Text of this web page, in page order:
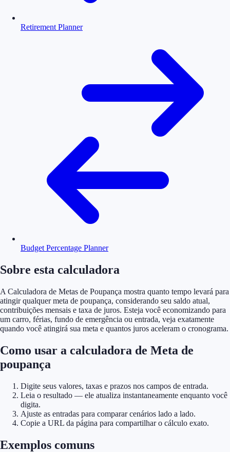
Retirement Planner
Budget Percentage Planner
Sobre esta calculadora
A Calculadora de Metas de Poupança mostra quanto tempo levará para
atingir qualquer meta de poupança, considerando seu saldo atual,
contribuições mensais e taxa de juros. Esteja você economizando para
um carro, férias, fundo de emergência ou entrada, veja exatamente
quando você atingirá sua meta e quantos juros aceleram o cronograma.
Como usar a calculadora de Meta de
poupança
Digite seus valores, taxas e prazos nos campos de entrada.
Leia o resultado — ele atualiza instantaneamente enquanto você
digita.
Ajuste as entradas para comparar cenários lado a lado.
Copie a URL da página para compartilhar o cálculo exato.
Exemplos comuns